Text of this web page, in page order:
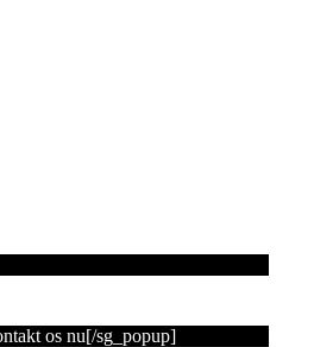
os nu[/sg_popup]